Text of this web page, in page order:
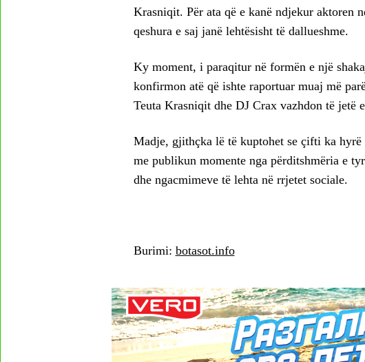
Krasniqit. Për ata që e kanë ndjekur aktoren
qeshura e saj janë lehtësisht të dallueshme.
Ky moment, i paraqitur në formën e një
konfirmon atë që ishte raportuar muaj më
Teuta Krasniqit dhe DJ Crax vazhdon të jetë
Madje, gjithçka lë të kuptohet se çifti ka
me publikun momente nga përditshmëria e
dhe ngacmimeve të lehta në rrjetet sociale.
Burimi: botasot.info